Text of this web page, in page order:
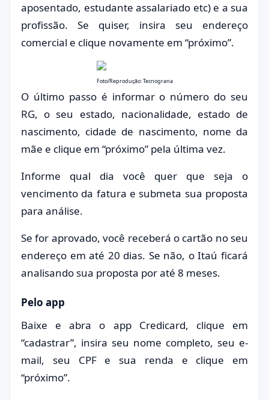
aposentado, estudante assalariado etc) e a sua
profissão. Se quiser, insira seu endereço
comercial e clique novamente em “próximo”.
Foto/Reprodução: Tecnograna
O último passo é informar o número do seu
RG, o seu estado, nacionalidade, estado de
nascimento, cidade de nascimento, nome da
mãe e clique em “próximo” pela última vez.
Informe qual dia você quer que seja o
vencimento da fatura e submeta sua proposta
para análise.
Se for aprovado, você receberá o cartão no seu
endereço em até 20 dias. Se não, o Itaú ficará
analisando sua proposta por até 8 meses.
Pelo app
Baixe e abra o app Credicard, clique em
“cadastrar”, insira seu nome completo, seu e-
mail, seu CPF e sua renda e clique em
“próximo”.